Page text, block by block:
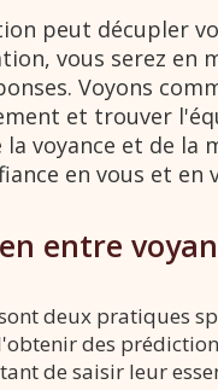
peut décupler
vous serez en
Voyons
et trouver
la voyance et de
en vous et en
entre
deux pratiques
des
de saisir leur